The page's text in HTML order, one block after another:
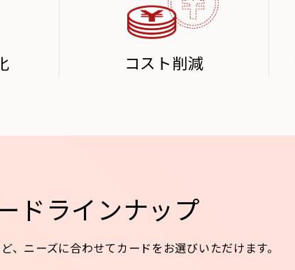
コスト削減
ドラインナップ
、 ニーズに合わせてカードをお選びいただけます。